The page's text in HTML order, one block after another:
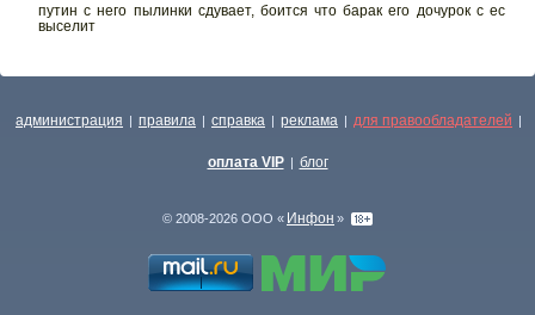
путин с него пылинки сдувает, боится что барак его дочурок с ес
выселит
администрация | правила | справка | реклама | для правообладателей |
оплата VIP | блог
© 2008-2026 ООО « Инфон »